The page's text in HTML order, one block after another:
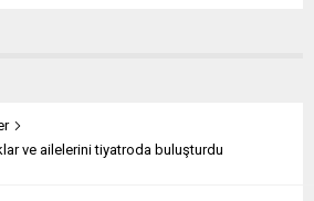
ve ailelerini tiyatroda buluşturdu